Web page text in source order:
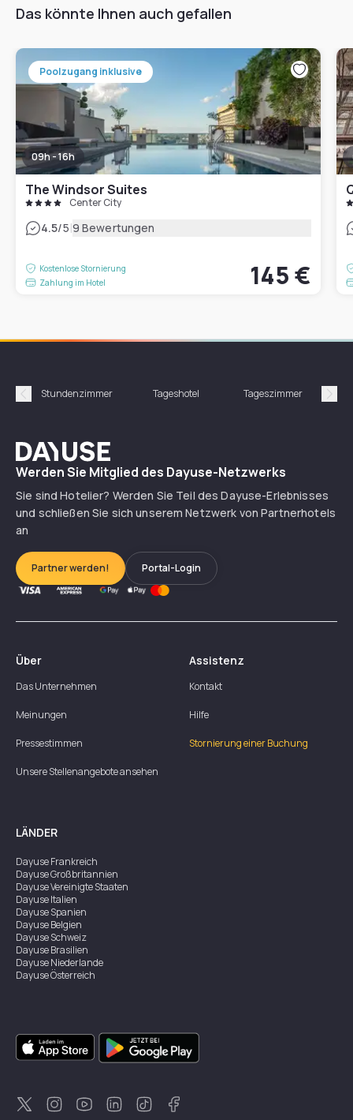
Das könnte Ihnen auch gefallen
Poolzugang inklusive
09h - 16h
The Windsor Suites
Center City
4.5/5|9 Bewertungen
Kostenlose Stornierung
Zahlung im Hotel
145 €
Précédent
Stundenzimmer Tageshotel Tageszimmer
Dayuse
Werden Sie Mitglied des Dayuse-Netzwerks
Sie sind Hotelier? Werden Sie Teil des Dayuse-Erlebnisses
und schließen Sie sich unserem Netzwerk von Partnerhotels
an
Partner werden! Portal-Login
Über
Das Unternehmen
Meinungen
Pressestimmen
Unsere Stellenangebote ansehen
Assistenz
Kontakt
Hilfe
Stornierung einer Buchung
LÄNDER
DayuseFrankreich
DayuseGroßbritannien
DayuseVereinigte Staaten
DayuseItalien
DayuseSpanien
DayuseBelgien
DayuseSchweiz
DayuseBrasilien
DayuseNiederlande
DayuseÖsterreich
DayuseSingapur
DayuseZweden
DayuseThailand
DayuseNeuseeland
DayuseTürkei